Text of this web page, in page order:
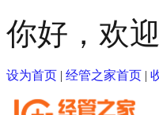
你好，欢
设为首页 | 经管之家首页 |